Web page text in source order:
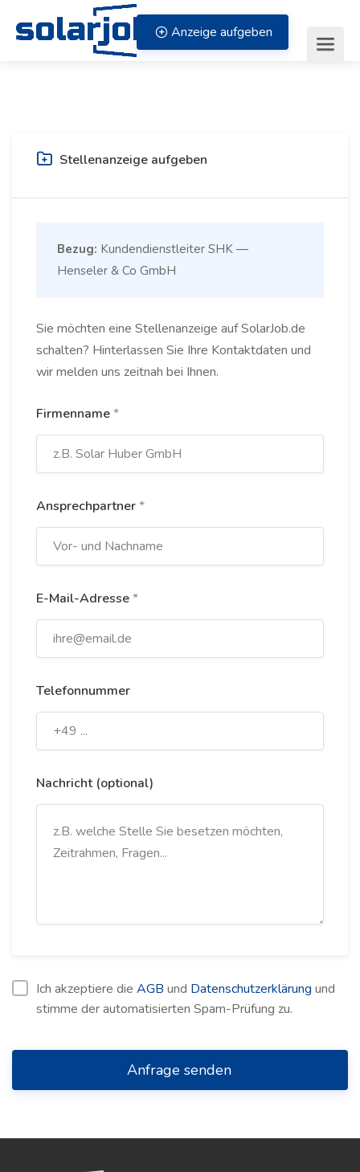
Zum Inhalt springen
Anzeige aufgeben
Stellenanzeige aufgeben
Bezug: Kundendienstleiter SHK —
Henseler & Co GmbH
Sie möchten eine Stellenanzeige auf SolarJob.de
schalten? Hinterlassen Sie Ihre Kontaktdaten und
wir melden uns zeitnah bei Ihnen.
Firmenname*
Ansprechpartner*
E-Mail-Adresse*
Telefonnummer
Nachricht (optional)
Ich akzeptiere die AGB und Datenschutzerklärung und
stimme der automatisierten Spam-Prüfung zu.
Anfrage senden